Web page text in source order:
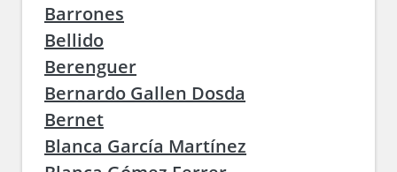
Barrones
Bellido
Berenguer
Bernardo Gallen Dosda
Bernet
Blanca García Martínez